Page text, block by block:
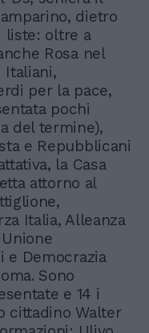
dietro
liste: oltre a
Rosa nel
Italiani,
per la pace,
pochi
del termine),
e Repubblicani
la Casa
attorno al
Italia, Alleanza
e Democrazia
Sono
e 14 i
cittadino Walter